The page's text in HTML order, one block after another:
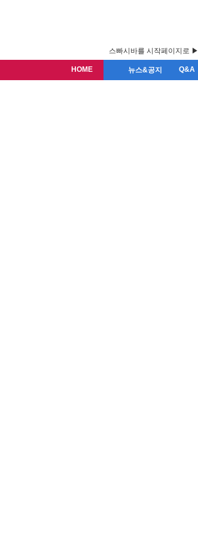
스빠시바를 시작페이지로 ▶
HOME 뉴스&공지 Q&A